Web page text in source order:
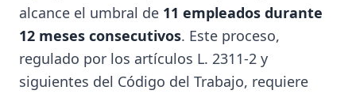
alcance el umbral de 11 empleados durante
12 meses consecutivos. Este proceso,
regulado por los artículos L. 2311-2 y
siguientes del Código del Trabajo, requiere